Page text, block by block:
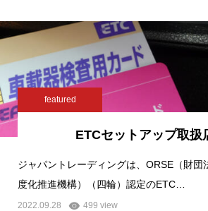
featured
ETCセットアップ取扱
ジャパントレーディングは、ORSE（財団
度化推進機構）（四輪）認定のETC…
2022.09.28 499 view